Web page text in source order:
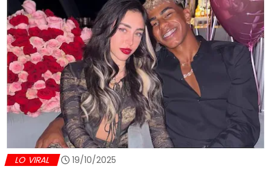
LO VIRAL 19/10/2025